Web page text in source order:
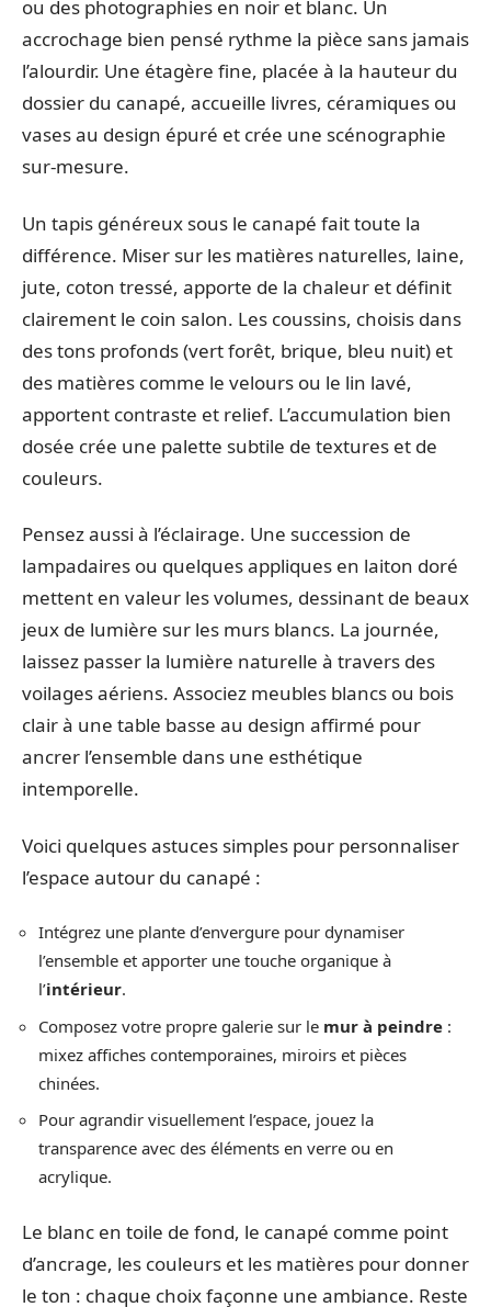
ou des photographies en noir et blanc. Un
accrochage bien pensé rythme la pièce sans jamais
l’alourdir. Une étagère fine, placée à la hauteur du
dossier du canapé, accueille livres, céramiques ou
vases au design épuré et crée une scénographie
sur-mesure.
Un tapis généreux sous le canapé fait toute la
différence. Miser sur les matières naturelles, laine,
jute, coton tressé, apporte de la chaleur et définit
clairement le coin salon. Les coussins, choisis dans
des tons profonds (vert forêt, brique, bleu nuit) et
des matières comme le velours ou le lin lavé,
apportent contraste et relief. L’accumulation bien
dosée crée une palette subtile de textures et de
couleurs.
Pensez aussi à l’éclairage. Une succession de
lampadaires ou quelques appliques en laiton doré
mettent en valeur les volumes, dessinant de beaux
jeux de lumière sur les murs blancs. La journée,
laissez passer la lumière naturelle à travers des
voilages aériens. Associez meubles blancs ou bois
clair à une table basse au design affirmé pour
ancrer l’ensemble dans une esthétique
intemporelle.
Voici quelques astuces simples pour personnaliser
l’espace autour du canapé :
Intégrez une plante d’envergure pour dynamiser
l’ensemble et apporter une touche organique à
l’intérieur.
Composez votre propre galerie sur le mur à peindre :
mixez affiches contemporaines, miroirs et pièces
chinées.
Pour agrandir visuellement l’espace, jouez la
transparence avec des éléments en verre ou en
acrylique.
Le blanc en toile de fond, le canapé comme point
d’ancrage, les couleurs et les matières pour donner
le ton : chaque choix façonne une ambiance. Reste